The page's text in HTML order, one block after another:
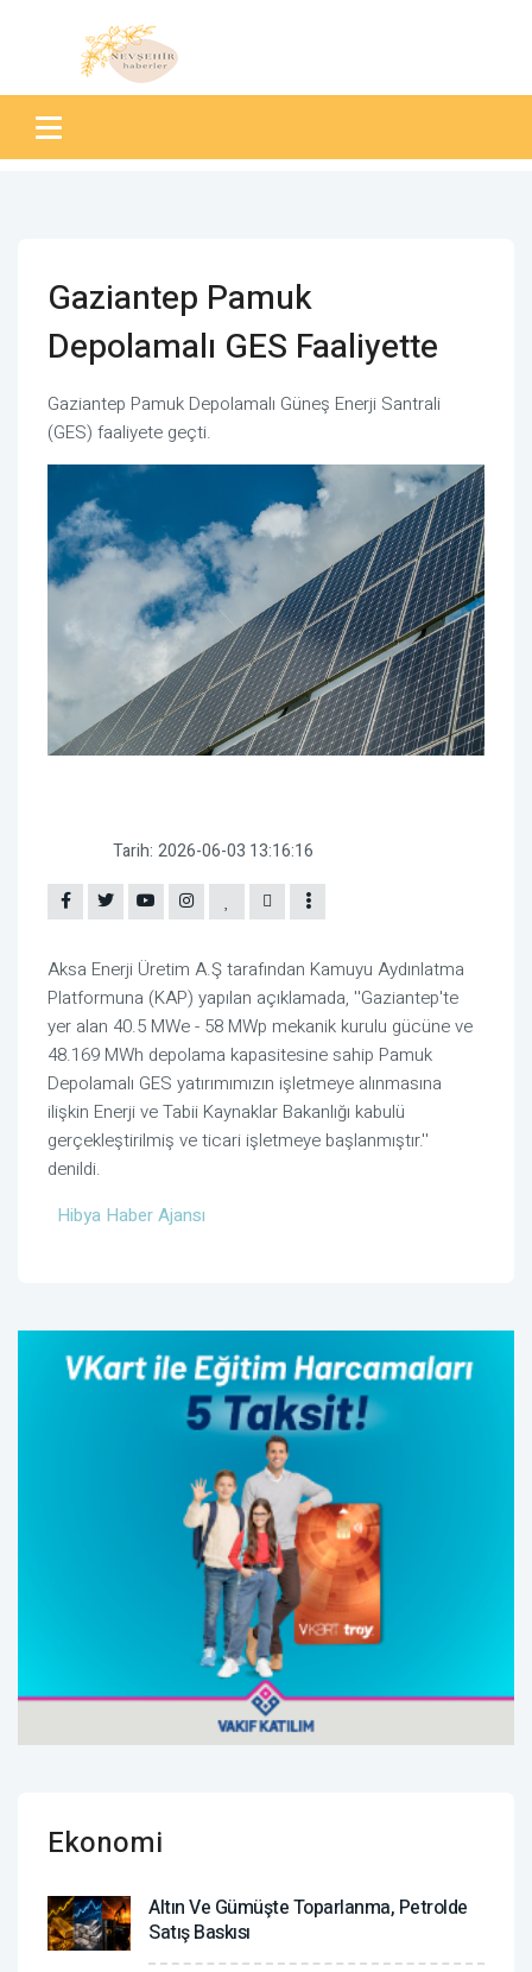
Gaziantep Pamuk
Depolamalı GES Faaliyette
Gaziantep Pamuk Depolamalı Güneş Enerji Santrali
(GES) faaliyete geçti.
Tarih: 2026-06-03 13:16:16
Aksa Enerji Üretim A.Ş tarafından Kamuyu Aydınlatma
Platformuna (KAP) yapılan açıklamada, ''Gaziantep'te
yer alan 40.5 MWe - 58 MWp mekanik kurulu gücüne ve
48.169 MWh depolama kapasitesine sahip Pamuk
Depolamalı GES yatırımımızın işletmeye alınmasına
ilişkin Enerji ve Tabii Kaynaklar Bakanlığı kabulü
gerçekleştirilmiş ve ticari işletmeye başlanmıştır.''
denildi.
Hibya Haber Ajansı
Ekonomi
Altın Ve Gümüşte Toparlanma, Petrolde
Satış Baskısı